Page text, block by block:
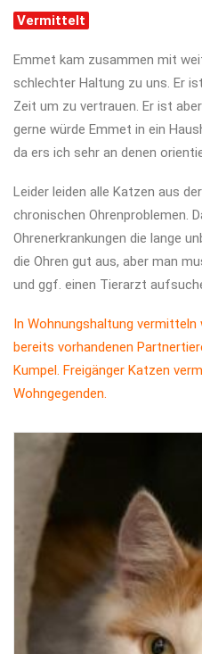
Vermittelt
Emmet kam zusammen mit
schlechter Haltung zu uns. Er
Zeit um zu vertrauen. Er ist
gerne würde Emmet in ein
da ers ich sehr an denen
Leider leiden alle Katzen aus
chronischen Ohrenproblemen.
Ohrenerkrankungen die lange
die Ohren gut aus, aber man
und ggf. einen Tierarzt
In Wohnungshaltung vermitteln
bereits vorhandenen
Kumpel. Freigänger Katzen
Wohngegenden.